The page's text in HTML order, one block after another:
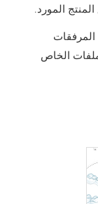
المورد.
الخاص